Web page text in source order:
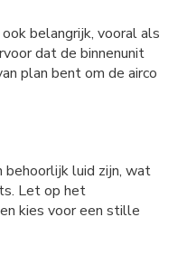
belangrijk, vooral als
dat de binnenunit
plan bent om de airco
behoorlijk luid zijn, wat
Let op het
kies voor een stille